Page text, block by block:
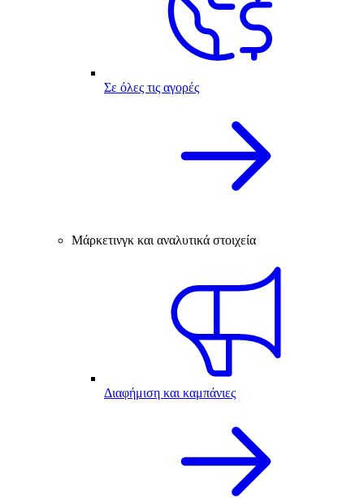
Σε όλες τις αγορές
Μάρκετινγκ και αναλυτικά στοιχεία
Διαφήμιση και καμπάνιες